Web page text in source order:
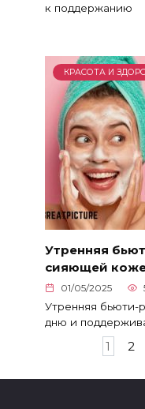
к поддержанию
КРАСОТА И
Утренняя
сияющей
01/05/2025
Утренняя бьюти-
дню и
1 2